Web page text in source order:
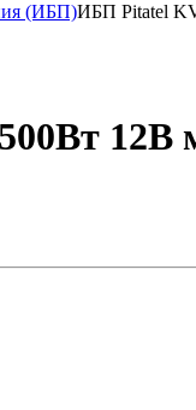
(ИБП)ИБП Pitatel
12В